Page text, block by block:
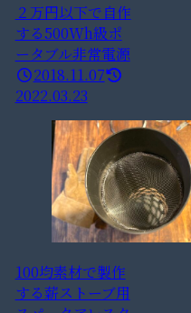
２万円以下で自作
する500Wh級ポ
ータブル非常電源
2018.11.07
2022.03.23
100均素材で製作
する薪ストーブ用